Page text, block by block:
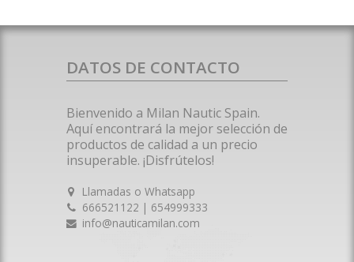
DATOS DE CONTACTO
Bienvenido a Milan Nautic Spain.
Aquí encontrará la mejor selección de
productos de calidad a un precio
insuperable. ¡Disfrútelos!
Llamadas o Whatsapp
666521122 | 654999333
info@nauticamilan.com